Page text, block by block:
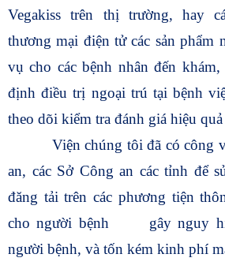
Vegakiss trên thị trường, hay
thương mại điện tử các sản phẩm
vụ cho các bệnh nhân đến
định điều trị ngoại trú tại bệnh
theo dõi kiểm tra đánh giá hiệu
Viện chúng tôi đã có công
an, các Sở Công an các tỉnh để
đăng tải trên các phương tiện
cho người bệnh
gây nguy
người bệnh, và tốn kém kinh phí